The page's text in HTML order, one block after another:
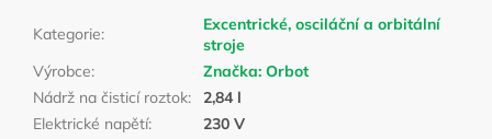
Kategorie:
Excentrické, osciláční a orbitální
stroje
Výrobce: Značka: Orbot
Nádrž na čisticí roztok:
2,84 l
Elektrické napětí:
230 V